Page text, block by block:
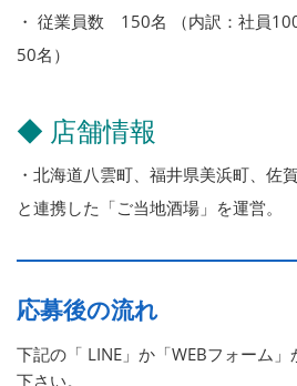
・ 従業員数 150名 （内訳：社員
50名）
◆ 店舗情報
・北海道八雲町、福井県美浜町、佐
と連携した「ご当地酒場」を運営。
応募後の流れ
下記の「 LINE」か「WEBフォーム
下さい。